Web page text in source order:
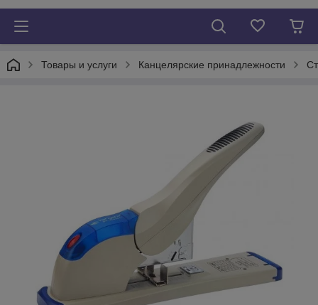
Товары и услуги Канцелярские принадлежности